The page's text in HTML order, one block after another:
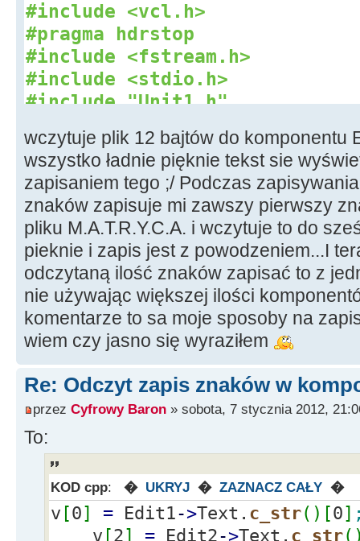
#include <vcl.h>
#pragma hdrstop
#include <fstream.h>
#include <stdio.h>
#include "Unit1.h"
-----------------------------
#pragma package(smart_init)
#pragma resource "*.dfm"
// char v[89432];
charv[12];
TForm1*Form1 ;
// DWORD v[89431];
//
-----------------------------
__fastcall
TForm(Owner) {
wczytuje plik 12 bajtów do komponentu
wszystko ładnie pięknie tekst sie
zapisaniem tego ;/ Podczas
znaków zapisuje mi zawszy pierwszy
pliku M.A.T.R.Y.C.A. i wczytuje to do
pieknie i zapis jest z powodzeniem...I
odczytaną ilość znaków zapisać to z
nie używając większej ilości
komentarze to sa moje sposoby na
wiem czy jasno się wyraziłem
Re: Odczyt zapis znaków w
przez Cyfrowy Baron » sobota, 7 stycznia 2012,
To:
KOD cpp: � UKRYJ � ZAZNACZ CAŁY �
v [0] = Edit1->Text. c_str( ) [0]
v [2] = Edit2->Text. c_str(